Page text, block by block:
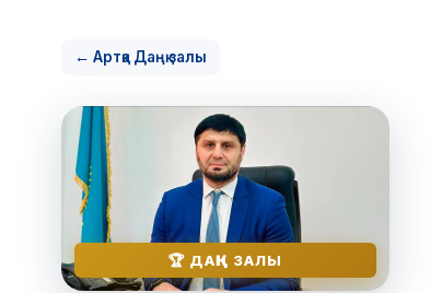
← Артқа Даңқ залы
🏆 ДАҢҚ ЗАЛЫ